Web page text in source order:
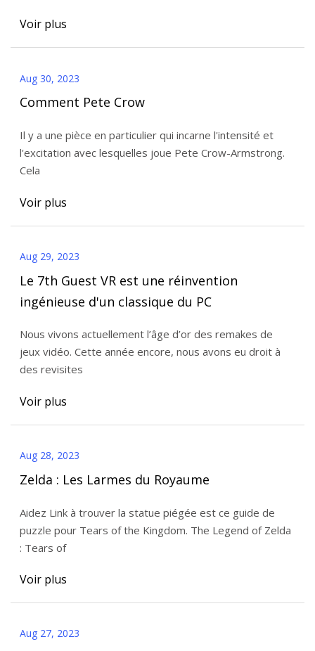
Voir plus
Aug 30, 2023
Comment Pete Crow
Il y a une pièce en particulier qui incarne l'intensité et
l'excitation avec lesquelles joue Pete Crow-Armstrong.
Cela
Voir plus
Aug 29, 2023
Le 7th Guest VR est une réinvention
ingénieuse d'un classique du PC
Nous vivons actuellement l’âge d’or des remakes de
jeux vidéo. Cette année encore, nous avons eu droit à
des revisites
Voir plus
Aug 28, 2023
Zelda : Les Larmes du Royaume
Aidez Link à trouver la statue piégée est ce guide de
puzzle pour Tears of the Kingdom. The Legend of Zelda
: Tears of
Voir plus
Aug 27, 2023